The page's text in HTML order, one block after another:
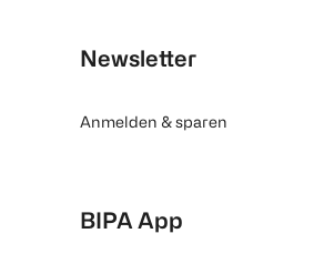
Newsletter
Anmelden & sparen
BIPA App